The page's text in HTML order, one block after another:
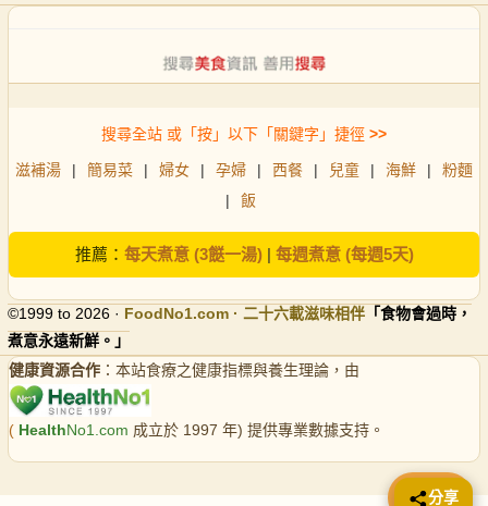
搜尋全站 或「按」以下「關鍵字」捷徑 >>
滋補湯 | 簡易菜 | 婦女 | 孕婦 | 西餐 | 兒童 | 海鮮 |
粉麵
|
飯
推薦： 每天煮意 (3餸一湯)| 每週煮意 (每週5天)
©1999 to 2026 · FoodNo1.com · 二十六載滋味相伴 「食物會過時，
煮意永遠新鮮。」
健康資源合作 ：本站食療之健康指標與養生理論，由
( HealthNo1.com 成立於 1997 年) 提供專業數據支持。
📤 分享
分享